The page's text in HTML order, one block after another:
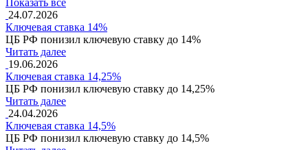
24.07.2026
Ключевая ставка 14%
ЦБ РФ понизил ключевую ставку до 14%
Читать далее
19.06.2026
Ключевая ставка 14,25%
ЦБ РФ понизил ключевую ставку до 14,25%
Читать далее
24.04.2026
Ключевая ставка 14,5%
ЦБ РФ понизил ключевую ставку до 14,5%